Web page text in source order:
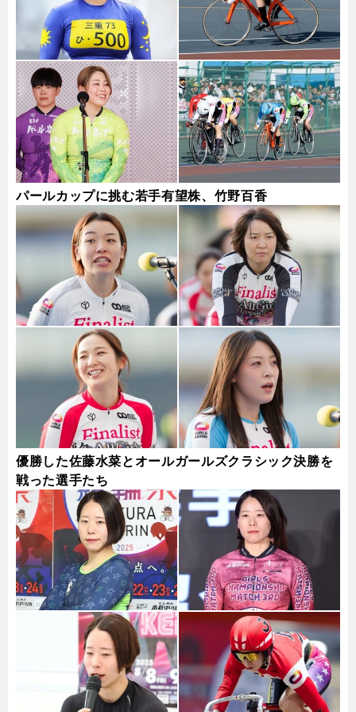
パールカップに挑む若手有望株、竹野百香
優勝した佐藤水菜とオールガールズクラシック決勝を
戦った選手たち